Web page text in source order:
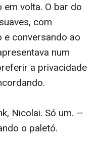
em volta. O bar do
com
e conversando ao
num
a privacidade
Nicolai. Só um. —
o paletó.